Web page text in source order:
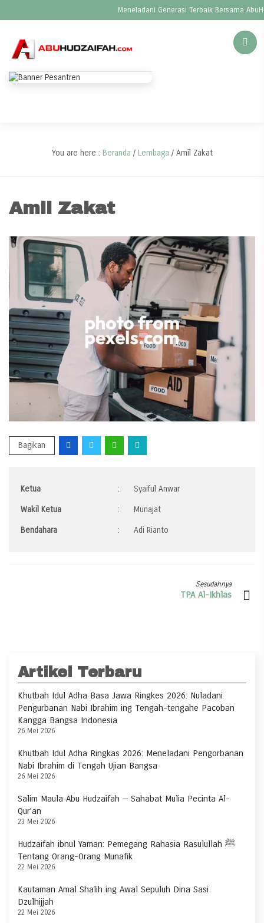
Meneladani Generasi Terbaik Bersama
You are here : Beranda / Lembaga / Amil Zakat
Amil Zakat
Bagikan
Ketua : Syaiful Anwar
Wakil Ketua : Munajat
Bendahara : Adi Rianto
Sesudahnya
TPA Al-Ikhlas
Artikel Terbaru
Khutbah Idul Adha Basa Jawa Ringkes 2026: Nuladani
Pengurbanan Nabi Ibrahim ing Tengah-tengahe Pacoban
Kangga Bangsa Indonesia
26 Mei 2026
Khutbah Idul Adha Ringkas 2026: Meneladani Pengorbanan
Nabi Ibrahim di Tengah Ujian Bangsa
26 Mei 2026
Salim Maula Abu Hudzaifah — Sahabat Mulia Pecinta Al-
Qur’an
23 Mei 2026
Hudzaifah ibnul Yaman: Pemegang Rahasia Rasulullah ﷺ
Tentang Orang-Orang Munafik
22 Mei 2026
Kautaman Amal Shalih ing Awal Sepuluh Dina Sasi
Dzulhijjah
22 Mei 2026